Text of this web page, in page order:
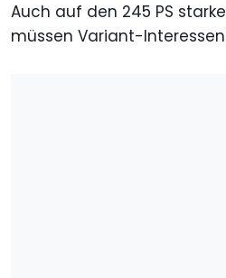
Auch auf den 245 PS
müssen Variant-